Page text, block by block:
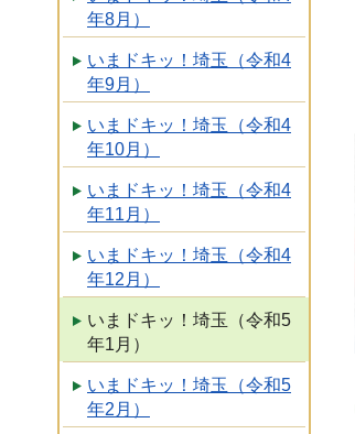
年8月）
いまドキッ！埼玉（令和4
年9月）
いまドキッ！埼玉（令和4
年10月）
いまドキッ！埼玉（令和4
年11月）
いまドキッ！埼玉（令和4
年12月）
いまドキッ！埼玉（令和5
年1月）
いまドキッ！埼玉（令和5
年2月）